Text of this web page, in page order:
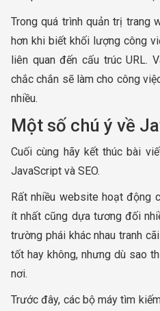
Trong quá trình quản trị trang
hơn khi biết khối lượng công
liên quan đến cấu trúc URL.
chắc chắn sẽ làm cho công
nhiều.
Một số chú ý về
Cuối cùng hãy kết thúc bài
JavaScript và SEO.
Rất nhiều website hoạt động
ít nhất cũng dựa tương đối
trường phái khác nhau tranh
tốt hay không, nhưng dù sao
nơi.
Trước đây, các bộ máy tìm